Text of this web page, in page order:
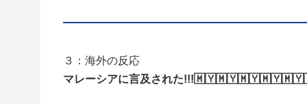
３：海外の反応
マレーシアに言及された